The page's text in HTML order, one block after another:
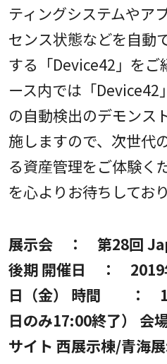
ティングシステムやア
センス状態などを自動
する「Device42」をご
ース内では「Device42
の自動検出のデモンス
施しますので、次世代
る資産管理をご体験く
を心よりお待ちしており
展示会 ： 第28回
後期 開催日 ： 2019
日（金） 時間 ：
日のみ17:00終了）
サイト 西展示棟/青海